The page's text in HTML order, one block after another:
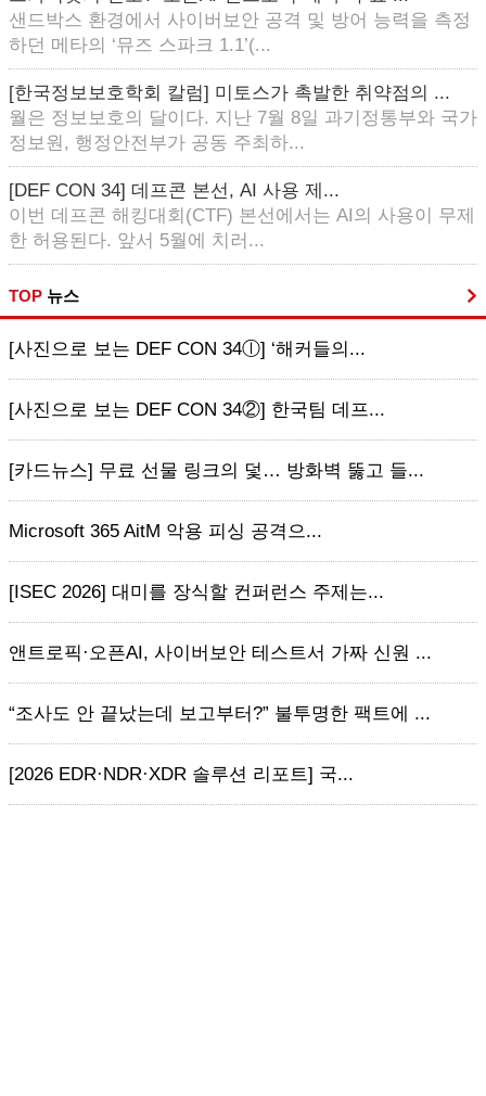
샌드박스 환경에서 사이버보안 공격 및 방어 능력을 측정
하던 메타의 ‘뮤즈 스파크 1.1’(...
[한국정보보호학회 칼럼] 미토스가 촉발한 취약점의 ...
월은 정보보호의 달이다. 지난 7월 8일 과기정통부와 국가
정보원, 행정안전부가 공동 주최하...
[DEF CON 34] 데프콘 본선, AI 사용 제...
이번 데프콘 해킹대회(CTF) 본선에서는 AI의 사용이 무제
한 허용된다. 앞서 5월에 치러...
TOP 뉴스
[사진으로 보는 DEF CON 34ⓛ] ‘해커들의...
[사진으로 보는 DEF CON 34②] 한국팀 데프...
[카드뉴스] 무료 선물 링크의 덫… 방화벽 뚫고 들...
Microsoft 365 AitM 악용 피싱 공격으...
[ISEC 2026] 대미를 장식할 컨퍼런스 주제는...
앤트로픽·오픈AI, 사이버보안 테스트서 가짜 신원 ...
“조사도 안 끝났는데 보고부터?” 불투명한 팩트에 ...
[2026 EDR·NDR·XDR 솔루션 리포트] 국...